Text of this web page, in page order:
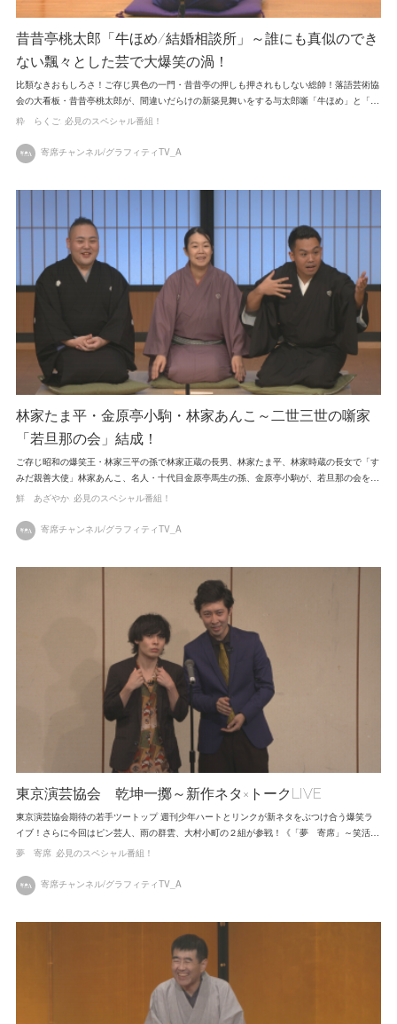
昔昔亭桃太郎「牛ほめ/結婚相談所」～誰にも真似のでき
ない飄々とした芸で大爆笑の渦！
比類なきおもしろさ！ご存じ異色の一門・昔昔亭の押しも押されもしない総帥！落語芸術協
会の大看板・昔昔亭桃太郎が、間違いだらけの新築見舞いをする与太郎噺「牛ほめ」と「…
粋 らくご 必見のスペシャル番組！
寄席チャンネル/グラフィティTV_A
林家たま平・金原亭小駒・林家あんこ～二世三世の噺家
「若旦那の会」結成！
ご存じ昭和の爆笑王・林家三平の孫で林家正蔵の長男、林家たま平、林家時蔵の長女で「す
みだ親善大使」林家あんこ、名人・十代目金原亭馬生の孫、金原亭小駒が、若旦那の会を…
鮮 あざやか 必見のスペシャル番組！
寄席チャンネル/グラフィティTV_A
東京演芸協会 乾坤一擲～新作ネタ×トークLIVE
東京演芸協会期待の若手ツートップ 週刊少年ハートとリンクが新ネタをぶつけ合う爆笑ラ
イブ！さらに今回はピン芸人、雨の群雲、大村小町の２組が参戦！《「夢 寄席」～笑活…
夢 寄席 必見のスペシャル番組！
寄席チャンネル/グラフィティTV_A